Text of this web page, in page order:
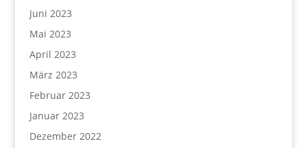
Juni 2023
Mai 2023
April 2023
März 2023
Februar 2023
Januar 2023
Dezember 2022